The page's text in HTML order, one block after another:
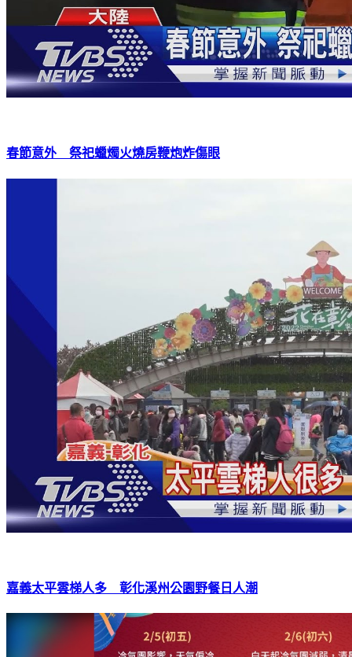
春節意外 祭祀蠟燭火燒房鞭炮炸傷眼
嘉義太平雲梯人多 彰化溪州公園野餐日人潮